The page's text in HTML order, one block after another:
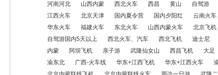
国内G5航线产品 北京内蒙联线飞机 北京内蒙联线火车 周边
甘孜动车 甘南飞机 航空模拟产品 研学旅游
河南河北
山西内蒙 西北火车 西昌 黄山
自驾游
江西火车
北京天津 国内夏令营 国内夕阳红
云南火车
华东火车
福建火车 东北火车 山西内蒙火车
北京飞机
自驾游国内5天以上
西北火车、汽车 西北飞机
迪士尼
内蒙
阿坝飞机 亲子游 武隆仙女山 西昌飞机
大足
渝东北
广西-火车线 华东+江西飞机 华东+江西火车